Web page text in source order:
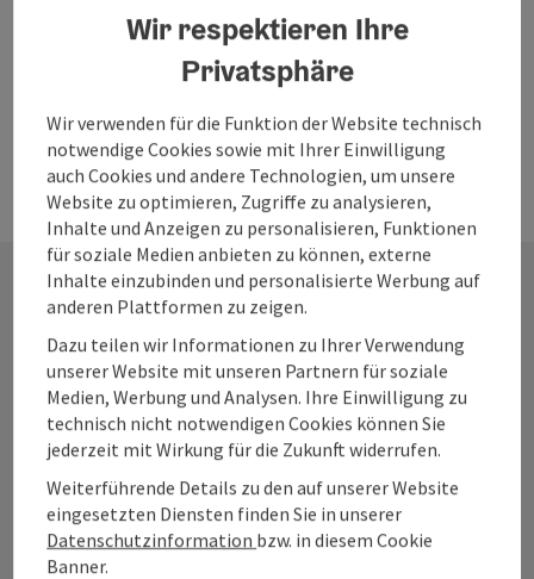
Aquarello Risotto
und saisonalem
Kontakt
Salzkammergut Tourismus
Salinenplatz 1
4820 Bad Ischl
Wir respektieren Ihre
Privatsphäre
Wir verwenden für die Funktion der Website technisch
notwendige Cookies sowie mit Ihrer Einwilligung
auch Cookies und andere Technologien, um unsere
Website zu optimieren, Zugriffe zu analysieren,
Inhalte und Anzeigen zu personalisieren, Funktionen
für soziale Medien anbieten zu können, externe
Inhalte einzubinden und personalisierte Werbung auf
anderen Plattformen zu zeigen.
Dazu teilen wir Informationen zu Ihrer Verwendung
unserer Website mit unseren Partnern für soziale
Medien, Werbung und Analysen. Ihre Einwilligung zu
technisch nicht notwendigen Cookies können Sie
jederzeit mit Wirkung für die Zukunft widerrufen.
Weiterführende Details zu den auf unserer Website
eingesetzten Diensten finden Sie in unserer
Datenschutzinformation bzw. in diesem Cookie
Banner.